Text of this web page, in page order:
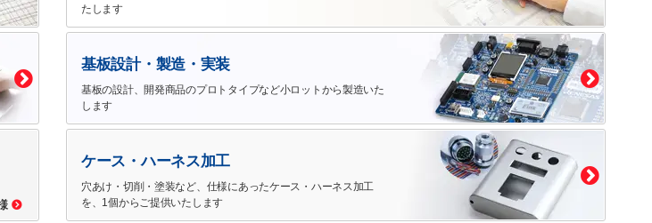
たします
基板設計・製造・実装
基板の設計、開発商品のプロトタイプなど小ロットから製造いた
します
ケース・ハーネス加工
穴あけ・切削・塗装など、仕様にあったケース・ハーネス加工
を、1個からご提供いたします